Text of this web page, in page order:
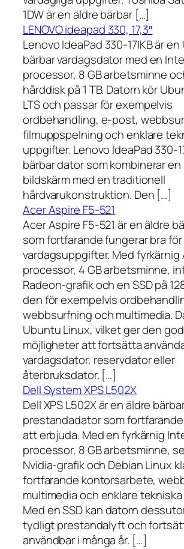
1DW är en äldre bärbar […]
LENOVO ideapad 330, 17,3″
Lenovo IdeaPad 330-17IKB är
bärbar vardagsdator med en
processor, 8 GB arbetsminne
hårddisk på 1 TB. Datorn kör
LTS och passar för exempelvis
ordbehandling, e-post,
filmuppspelning och enklare
uppgifter. Lenovo IdeaPad 330-
bärbar dator som kombinerar
bildskärm med en traditionell
hårdvarukonstruktion. Den […]
Acer Aspire F5-521
Acer Aspire F5-521 är en äldre
som fortfarande fungerar bra
vardagsuppgifter. Med fyrkärnig
processor, 4 GB arbetsminne,
Radeon-grafik och en SSD på
den för exempelvis
webbsurfning och multimedia.
Ubuntu Linux, vilket ger den
möjligheter att fortsätta
vardagsdator, reservdator eller
återbruksdator. […]
Dell System XPS L502X
Dell XPS L502X är en äldre
prestandadator som
att erbjuda. Med en fyrkärnig
processor, 8 GB arbetsminne,
Nvidia-grafik och Debian Linux
fortfarande kontorsarbete,
multimedia och enklare
Med en SSD kan datorn
tydligt prestandalyft och
användbar i många år. […]